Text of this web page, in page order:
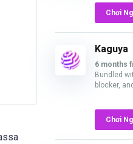
Chơi
Kaguya
6 months
Bundled
blocker,
Chơi